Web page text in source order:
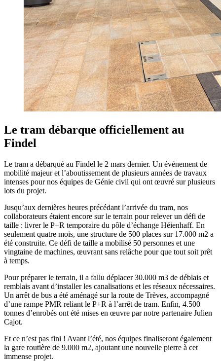
Le tram débarque officiellement au
Findel
Le tram a débarqué au Findel le 2 mars dernier. Un événement de
mobilité majeur et l’aboutissement de plusieurs années de travaux
intenses pour nos équipes de Génie civil qui ont œuvré sur plusieurs
lots du projet.
Jusqu’aux dernières heures précédant l’arrivée du tram, nos
collaborateurs étaient encore sur le terrain pour relever un défi de
taille : livrer le P+R temporaire du pôle d’échange Héienhaff. En
seulement quatre mois, une structure de 500 places sur 17.000 m2 a
été construite. Ce défi de taille a mobilisé 50 personnes et une
vingtaine de machines, œuvrant sans relâche pour que tout soit prêt
à temps.
Pour préparer le terrain, il a fallu déplacer 30.000 m3 de déblais et
remblais avant d’installer les canalisations et les réseaux nécessaires.
Un arrêt de bus a été aménagé sur la route de Trèves, accompagné
d’une rampe PMR reliant le P+R à l’arrêt de tram. Enfin, 4.500
tonnes d’enrobés ont été mises en œuvre par notre partenaire Julien
Cajot.
Et ce n’est pas fini ! Avant l’été, nos équipes finaliseront également
la gare routière de 9.000 m2, ajoutant une nouvelle pierre à cet
immense projet.